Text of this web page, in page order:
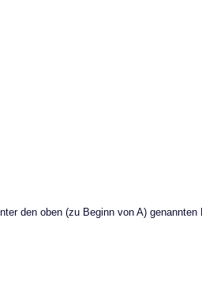
den oben (zu Beginn von A)